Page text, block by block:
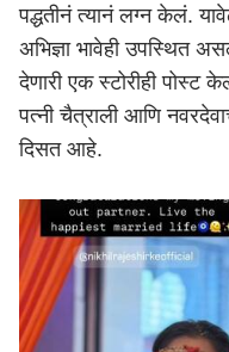
पद्धतीनं त्यानं लग्न केलं.
अभिज्ञा भावेही उपस्थित
देणारी एक स्टोरीही पोस्ट
पत्नी चैत्राली आणि
दिसत आहे.